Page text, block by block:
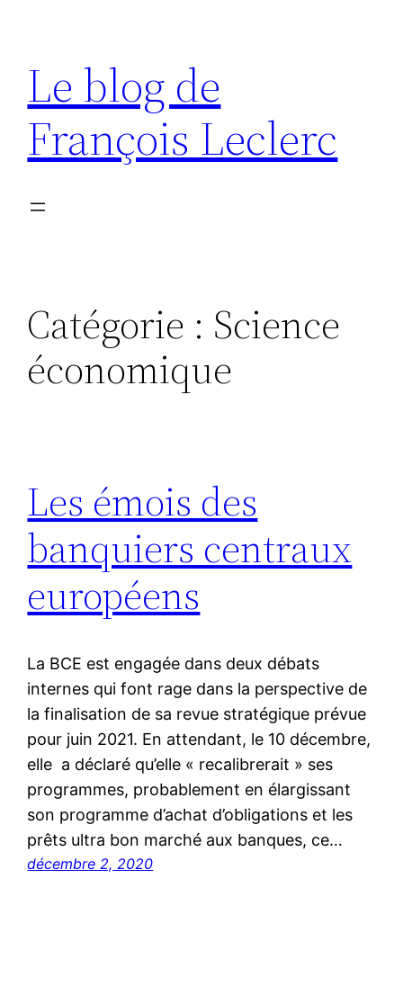
contenu
Le blog de
François Leclerc
Catégorie : Science
économique
Les émois des
banquiers centraux
européens
La BCE est engagée dans deux débats
internes qui font rage dans la perspective de
la finalisation de sa revue stratégique prévue
pour juin 2021. En attendant, le 10 décembre,
elle a déclaré qu’elle « recalibrerait » ses
programmes, probablement en élargissant
son programme d’achat d’obligations et les
prêts ultra bon marché aux banques, ce…
décembre 2, 2020